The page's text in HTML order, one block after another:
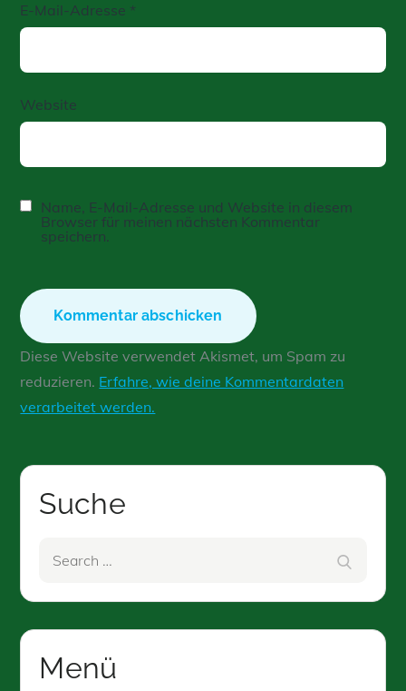
E-Mail-Adresse *
Website
Name, E-Mail-Adresse und Website in diesem
Browser für meinen nächsten Kommentar
speichern.
Diese Website verwendet Akismet, um Spam zu
reduzieren. Erfahre, wie deine Kommentardaten
verarbeitet werden.
Suche
Menü